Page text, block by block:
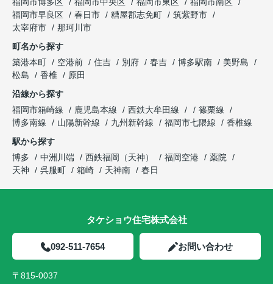
福岡市早良区
春日市 糟屋郡志免町
筑紫野市
太宰府市
那珂川市
町名から探す
築港本町
空港前 住吉 別府 春吉 博多駅南
美野島
松島
香椎
原田
沿線から探す
福岡市箱崎線
鹿児島本線 西鉄大牟田線
篠栗線
博多南線
山陽新幹線 九州新幹線 福岡市七隈線
香椎線
駅から探す
博多
中洲川端 西鉄福岡（天神） 福岡空港
薬院
天神
呉服町 箱崎 天神南 春日
タケショウ住宅株式会社
092-511-7654 お問い合わせ
〒815-0037